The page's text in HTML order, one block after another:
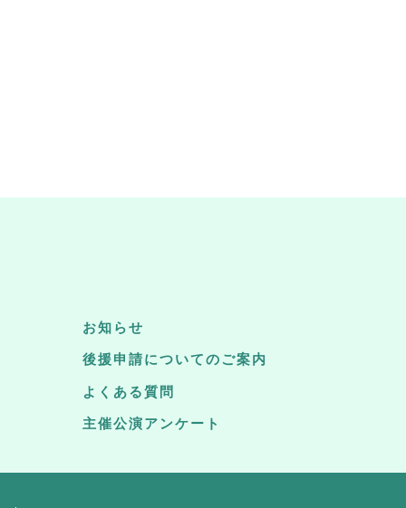
お知らせ
後援申請についてのご案内
よくある質問
主催公演アンケート